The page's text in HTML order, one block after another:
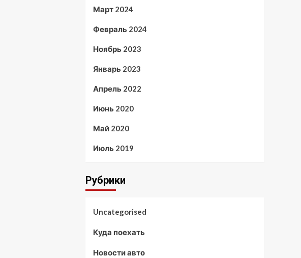
Март 2024
Февраль 2024
Ноябрь 2023
Январь 2023
Апрель 2022
Июнь 2020
Май 2020
Июль 2019
Рубрики
Uncategorised
Куда поехать
Новости авто